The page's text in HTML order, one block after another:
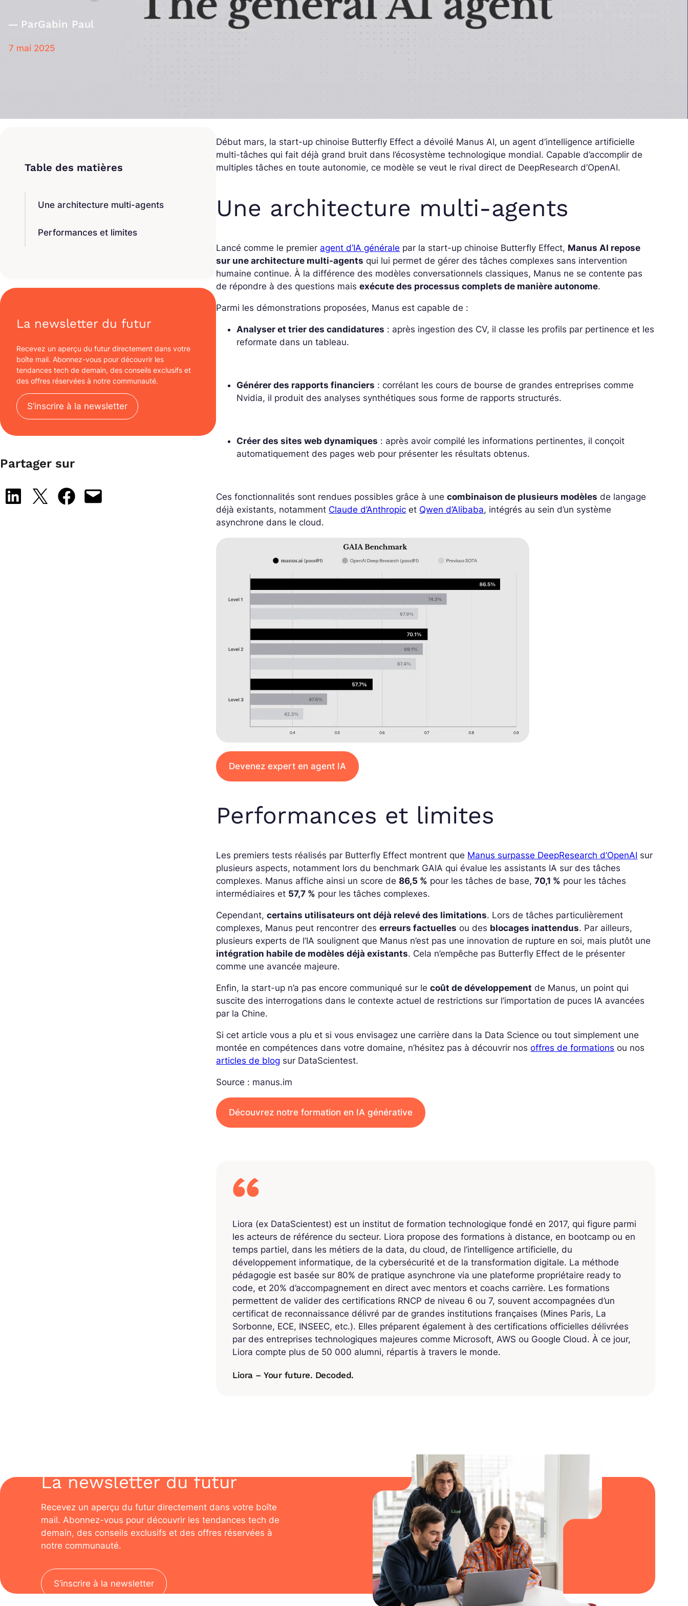
ParGabin Paul
7 mai 2025
Une architecture multi-agents
Performances et limites
La newsletter du futur
Recevez un aperçu du futur directement dans votre
boîte mail. Abonnez-vous pour découvrir les
tendances tech de demain, des conseils exclusifs et
des offres réservées à notre communauté.
S’inscrire à la newsletter
Partager sur
Share on LinkedIn
Share on X Share on Facebook
Email this Page
Début mars, la start-up chinoise Butterfly Effect a dévoilé Manus AI, un agent d’intelligence artificielle
multi-tâches qui fait déjà grand bruit dans l’écosystème technologique mondial. Capable d’accomplir de
multiples tâches en toute autonomie, ce modèle se veut le rival direct de DeepResearch d’OpenAI.
Une architecture multi-agents
Lancé comme le premier agent d’IA générale par la start-up chinoise Butterfly Effect, Manus AI repose
sur une architecture multi-agents qui lui permet de gérer des tâches complexes sans intervention
humaine continue. À la différence des modèles conversationnels classiques, Manus ne se contente pas
de répondre à des questions maisexécute des processus complets de manière autonome.
Parmi les démonstrations proposées, Manus est capable de :
Analyser et trier des candidatures : après ingestion des CV, il classe les profils par pertinence et les
reformate dans un tableau.
Générer des rapports financiers : corrélant les cours de bourse de grandes entreprises comme
Nvidia, il produit des analyses synthétiques sous forme de rapports structurés.
Créer des sites web dynamiques : après avoir compilé les informations pertinentes, il conçoit
automatiquement des pages web pour présenter les résultats obtenus.
Ces fonctionnalités sont rendues possibles grâce à unecombinaison de plusieurs modèles de langage
déjà existants, notamment Claude d’Anthropic et Qwen d’Alibaba, intégrés au sein d’un système
asynchrone dans le cloud.
Devenez expert en agent IA
Performances et limites
Les premiers tests réalisés par Butterfly Effect montrent que Manus surpasse DeepResearch d’OpenAI sur
plusieurs aspects, notamment lors du benchmark GAIA qui évalue les assistants IA sur des tâches
complexes. Manus affiche ainsi un score de86,5 % pour les tâches de base,70,1 % pour les tâches
intermédiaires et 57,7 % pour les tâches complexes.
Cependant,certains utilisateurs ont déjà relevé des limitations. Lors de tâches particulièrement
complexes, Manus peut rencontrer deserreurs factuelles ou des blocages inattendus. Par ailleurs,
plusieurs experts de l’IA soulignent que Manus n’est pas une innovation de rupture en soi, mais plutôt une
intégration habile de modèles déjà existants. Cela n’empêche pas Butterfly Effect de le présenter
comme une avancée majeure.
Enfin, la start-up n’a pas encore communiqué sur lecoût de développement de Manus, un point qui
suscite des interrogations dans le contexte actuel de restrictions sur l’importation de puces IA avancées
par la Chine.
Si cet article vous a plu et si vous envisagez une carrière dans la Data Science ou tout simplement une
montée en compétences dans votre domaine, n’hésitez pas à découvrir nosoffres de formations ou nos
articles de blog sur DataScientest.
Source : manus.im
Découvrez notre formation en IA générative
Liora (ex DataScientest) est un institut de formation technologique fondé en 2017, qui figure parmi
les acteurs de référence du secteur. Liora propose des formations à distance, en bootcamp ou en
temps partiel, dans les métiers de la data, du cloud, de l’intelligence artificielle, du
développement informatique, de la cybersécurité et de la transformation digitale. La méthode
pédagogie est basée sur 80% de pratique asynchrone via une plateforme propriétaire ready to
code, et 20% d’accompagnement en direct avec mentors et coachs carrière. Les formations
permettent de valider des certifications RNCP de niveau 6 ou 7, souvent accompagnées d’un
certificat de reconnaissance délivré par de grandes institutions françaises (Mines Paris, La
Sorbonne, ECE, INSEEC, etc.). Elles préparent également à des certifications officielles délivrées
par des entreprises technologiques majeures comme Microsoft, AWS ou Google Cloud. À ce jour,
Liora compte plus de 50 000 alumni, répartis à travers le monde.
Liora – Your future. Decoded.
La newsletter du futur
Recevez un aperçu du futur directement dans votre boîte
mail. Abonnez-vous pour découvrir les tendances tech de
demain, des conseils exclusifs et des offres réservées à
notre communauté.
S’inscrire à la newsletter